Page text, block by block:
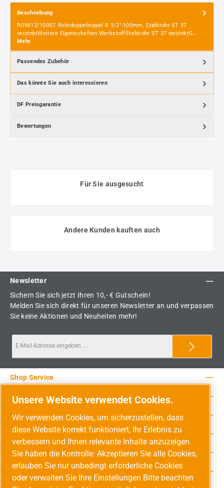
Beschreibung
RONI12/100ST Rohrdoppelnippel R 1/2"-100mm, Stahlrohr ST 37
verzinktWeitere Eigenschaften:WerkstoffStahlrohr ST 37 verzinktG…
Mehr
Passendes Zubehör
Das könnte Sie auch interessieren
DF Preisgarantie
Bewertungen
Für Sie ausgesucht
Andere Kunden kauften auch
Newsletter
Sichern Sie sich jetzt Ihren 10,- € Gutschein!
Melden Sie sich direkt für unseren Newsletter an und verpassen
Sie keine Aktionen und Neuheiten mehr!
Service-Hotline
Shop Service
Rechtliche Hinweise
Unsere Vorteile
Versandarten
Zahlungsarten
Unsere Website verwendet Cookies.
Wir verwenden Cookies, um sicherzustellen, dass
diese Website korrekt funktioniert, Ihr Erlebnis zu
verbessern und Ihnen relevante Inhalte anzuzeigen.
Sie haben die Kontrolle: Akzeptieren Sie alle Cookies,
erlauben Sie nur unbedingt erforderliche Cookies
oder verwalten Sie Ihre Einstellungen Bitte beachten